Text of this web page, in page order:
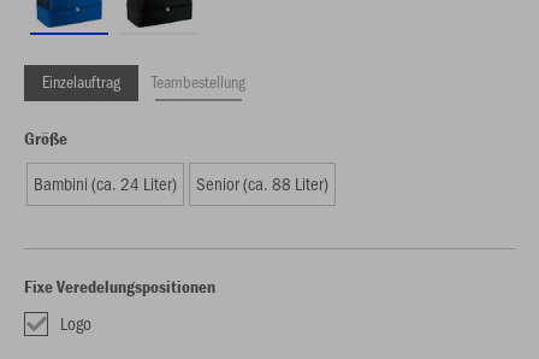
Einzelauftrag Teambestellung
Größe
Bambini (ca. 24 Liter) Senior (ca. 88 Liter)
Fixe Veredelungspositionen
Logo